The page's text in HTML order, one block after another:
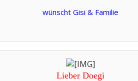
wünscht Gisi & Familie​
Lieber Doegi